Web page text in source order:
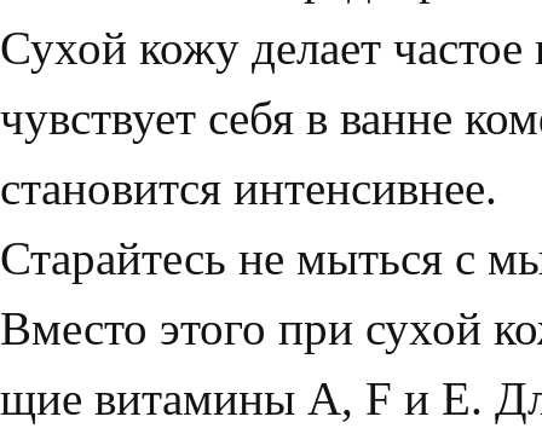
Сухой кожу делает
чувствует себя в ванне
становится интенсивнее.
Старайтесь не мыться с
Вместо этого при су­хой
щие витамины A, F и Е.